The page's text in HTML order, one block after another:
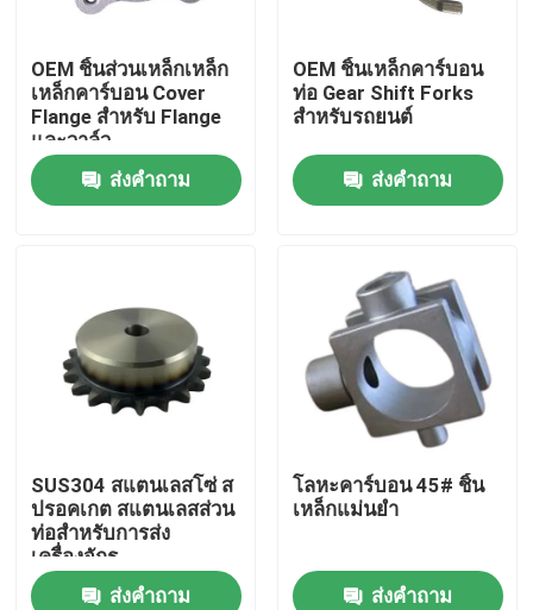
สินค้า
วิดีโอ
เกี่ยวกับเรา
ทัวร์โรงงาน
OEM ชิ้นส่วนเหล็กเหล็ก
เหล็กคาร์บอน Cover
Flange สําหรับ Flange
และวาล์ว
ส่งคำถาม
OEM ชิ้นเหล็กคาร์บอน
ท่อ Gear Shift Forks
สําหรับรถยนต์
ส่งคำถาม
SUS304 สแตนเลสโซ่ ส
ปรอคเกต สแตนเลสส่วน
ท่อสําหรับการส่ง
เครื่องจักร
ส่งคำถาม
โลหะคาร์บอน 45# ชิ้น
เหล็กแม่นยํา
ส่งคำถาม